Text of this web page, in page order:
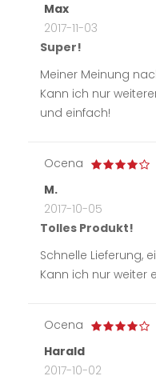
Max
2017-11-03
Super!
Meiner Meinung
Kann ich nur
und einfach!
Ocena
M.
2017-10-05
Tolles Produkt!
Schnelle Lieferung,
Kann ich nur weiter
Ocena
Harald
2017-10-02